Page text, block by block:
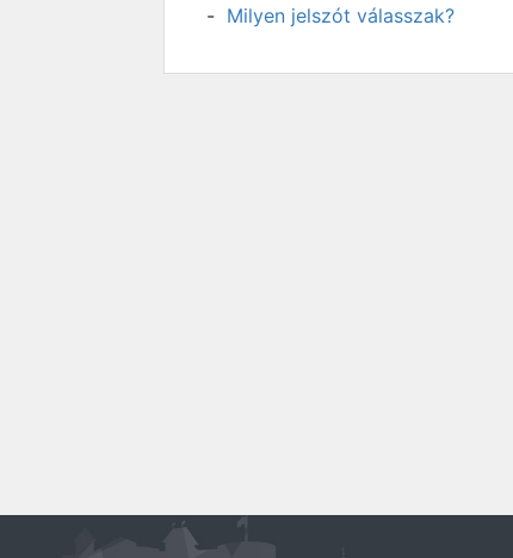
Milyen jelszót válasszak?